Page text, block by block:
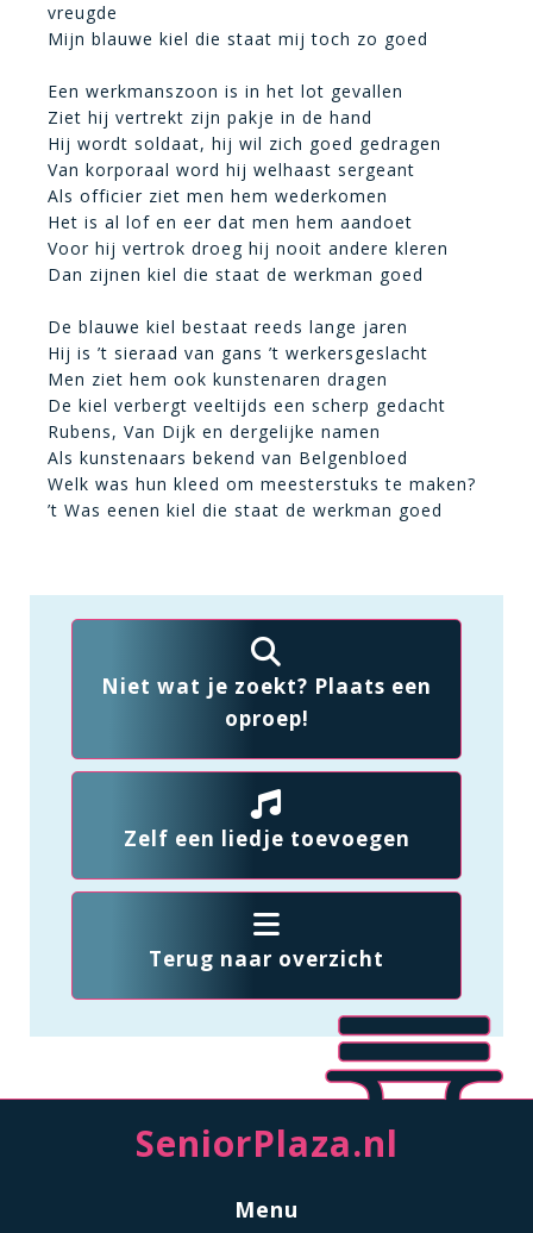
vreugde
Mijn blauwe kiel die staat mij toch zo goed
Een werkmanszoon is in het lot gevallen
Ziet hij vertrekt zijn pakje in de hand
Hij wordt soldaat, hij wil zich goed gedragen
Van korporaal word hij welhaast sergeant
Als officier ziet men hem wederkomen
Het is al lof en eer dat men hem aandoet
Voor hij vertrok droeg hij nooit andere kleren
Dan zijnen kiel die staat de werkman goed
De blauwe kiel bestaat reeds lange jaren
Hij is ’t sieraad van gans ’t werkersgeslacht
Men ziet hem ook kunstenaren dragen
De kiel verbergt veeltijds een scherp gedacht
Rubens, Van Dijk en dergelijke namen
Als kunstenaars bekend van Belgenbloed
Welk was hun kleed om meesterstuks te maken?
’t Was eenen kiel die staat de werkman goed
Niet wat je zoekt? Plaats een
oproep!
Zelf een liedje toevoegen
Terug naar overzicht
SeniorPlaza.nl
Menu